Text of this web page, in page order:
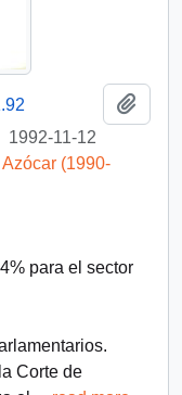
1992-11-12
(1990-
para el sector
Corte de